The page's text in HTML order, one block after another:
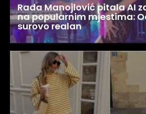
Rada Manojlović pitala AI
na popularnim mjestima:
surovo realan